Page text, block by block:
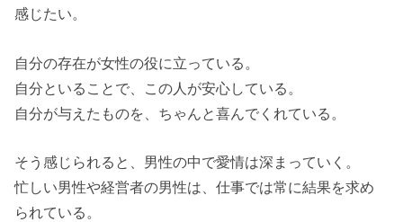
感じたい。
自分の存在が女性の役に立っている。
自分といることで、この人が安心している。
自分が与えたものを、ちゃんと喜んでくれている。
そう感じられると、男性の中で愛情は深まっていく。
忙しい男性や経営者の男性は、仕事では常に結果を求め
られている。